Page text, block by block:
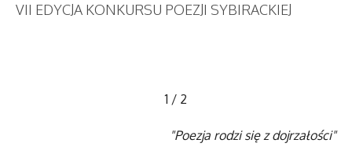
VII EDYCJA KONKURSU POEZJI SYBIRACKIEJ
1 / 2
"Poezja rodzi się z dojrzałości"